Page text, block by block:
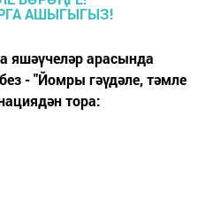
яшәүчеләр арасында
- "Йомры гәүдәле, тәмле
тора: